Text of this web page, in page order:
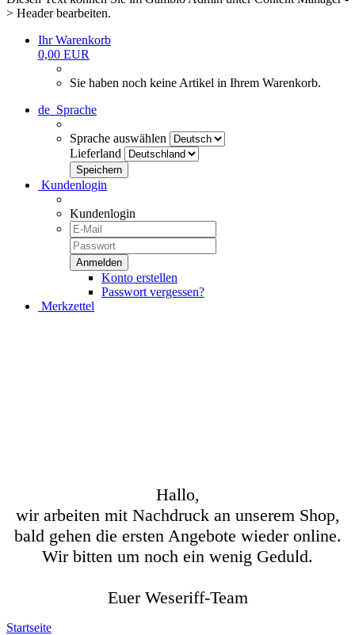
> Header bearbeiten.
Ihr Warenkorb
0,00 EUR
Sie haben noch keine Artikel in Ihrem Warenkorb.
de Sprache
Sprache auswählen
Lieferland
Kundenlogin
Kundenlogin
Konto erstellen
Passwort vergessen?
Merkzettel
Hallo,
wir arbeiten mit Nachdruck an unserem Shop,
bald gehen die ersten Angebote wieder online.
Wir bitten um noch ein wenig Geduld.
Euer Weseriff-Team
Startseite